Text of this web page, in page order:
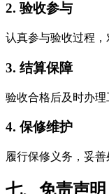
2. 验收参与
认真参与验收过程，
3. 结算保障
验收合格后及时办理
4. 保修维护
履行保修义务，妥善
七、免责声明